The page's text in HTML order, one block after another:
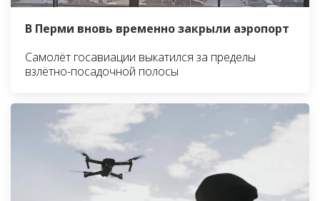
В Перми вновь временно закрыли аэропорт
Самолёт госавиации выкатился за пределы
взлётно-посадочной полосы